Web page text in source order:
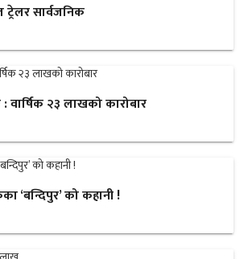
ट्रेलर सार्वजनिक
: वार्षिक २३ लाखको कारोबार
‘बन्दिपुर’ को कहानी !